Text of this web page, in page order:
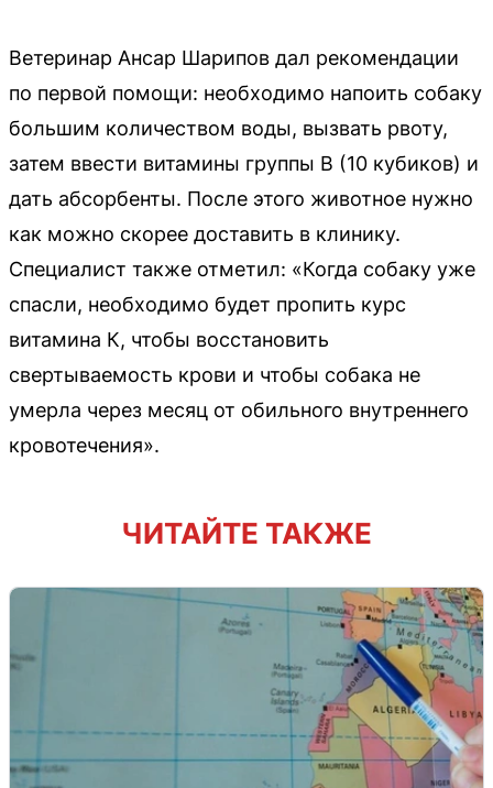
Ветеринар Ансар Шарипов дал рекомендации
по первой помощи: необходимо напоить собаку
большим количеством воды, вызвать рвоту,
затем ввести витамины группы В (10 кубиков) и
дать абсорбенты. После этого животное нужно
как можно скорее доставить в клинику.
Специалист также отметил: «Когда собаку уже
спасли, необходимо будет пропить курс
витамина К, чтобы восстановить
свертываемость крови и чтобы собака не
умерла через месяц от обильного внутреннего
кровотечения».
ЧИТАЙТЕ ТАКЖЕ